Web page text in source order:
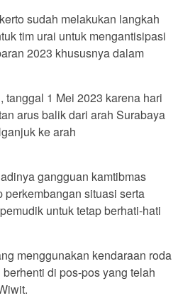
sudah melakukan langkah
tim urai untuk mengantisipasi
2023 khususnya dalam
tanggal 1 Mei 2023 karena hari
arus balik dari arah Surabaya
ke arah
gangguan kamtibmas
situasi serta
untuk tetap berhati-hati
menggunakan kendaraan roda
di pos-pos yang telah